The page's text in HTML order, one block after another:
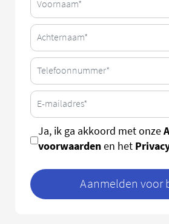
Ja, ik ga akkoord met onze
voorwaardenen het
Aanmelden voor